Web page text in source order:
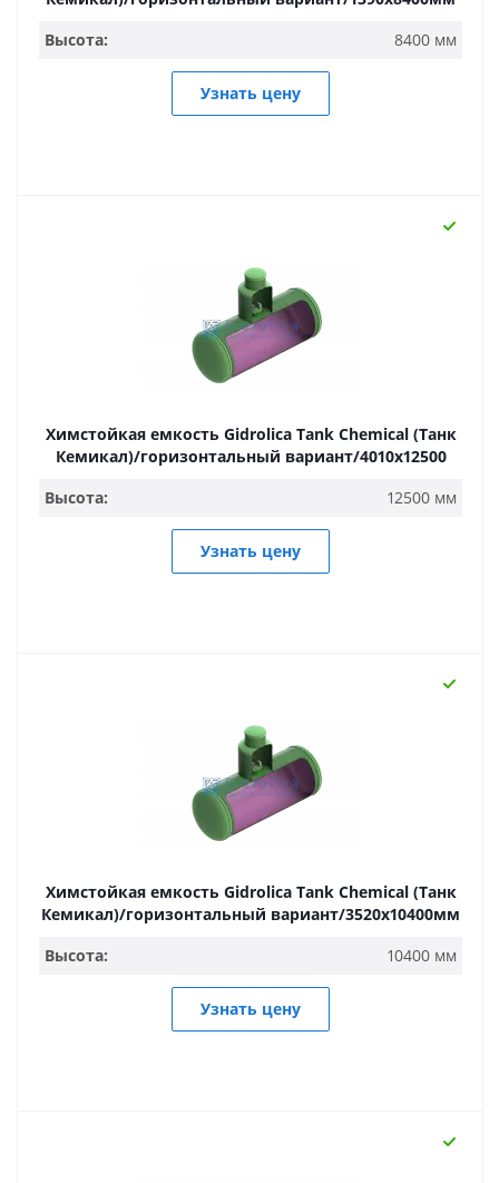
Высота:
8400 мм
Узнать цену
Химстойкая емкость Gidrolica Tank Chemical (Танк
Кемикал)/горизонтальный вариант/4010х12500
Высота:
12500 мм
Узнать цену
Химстойкая емкость Gidrolica Tank Chemical (Танк
Кемикал)/горизонтальный вариант/3520х10400мм
Высота:
10400 мм
Узнать цену